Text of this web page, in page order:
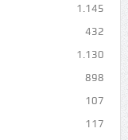
1.145
432
1.130
898
107
117